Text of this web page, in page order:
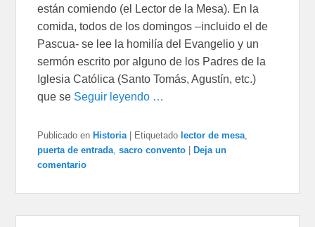
están comiendo (el Lector de la Mesa). En la
comida, todos de los domingos –incluido el de
Pascua- se lee la homilía del Evangelio y un
sermón escrito por alguno de los Padres de la
Iglesia Católica (Santo Tomás, Agustín, etc.)
que se Seguir leyendo …
Publicado en Historia Etiquetado lector de mesa,
puerta de entrada,sacro convento
Deja un
comentario